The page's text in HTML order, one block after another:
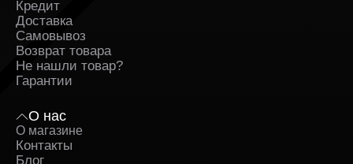
Кредит
Доставка
Самовывоз
Возврат товара
Не нашли товар?
Гарантии
О нас
О магазине
Контакты
Блог